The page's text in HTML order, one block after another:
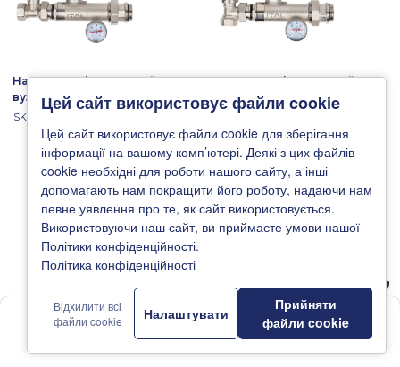
Цей сайт використовує файли cookie
Цей сайт використовує файли cookie для зберігання
інформації на вашому комп’ютері. Деякі з цих файлів
cookie необхідні для роботи нашого сайту, а інші
допомагають нам покращити його роботу, надаючи нам
певне уявлення про те, як сайт використовується.
Використовуючи наш сайт, ви приймаєте умови нашої
Політики конфіденційності.
Політика конфіденційності
Відхилити всі
файли cookie
Налаштувати
Прийняти
файли cookie
Насосно-змішувальний
вузол для теплої
підлоги ITAL MG1-A
1"x3/4" термостатичний
клапан прямий, без
насосу
SKU: 1047064
Насосно-змішувальний
вузол для теплої
підлоги ITAL MG1-B
1"x3/4" термостатичний
клапан кутовий, без
насосу
1